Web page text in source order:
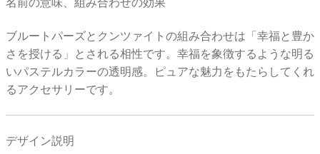
ブルートパーズとクンツァイトの組み合わせは「幸福と豊か
さを授ける」とされる相性です。幸福を象徴するような明る
いパステルカラーの透明感。ピュアな魅力をもたらしてくれ
るアクセサリーです。
デザイン説明